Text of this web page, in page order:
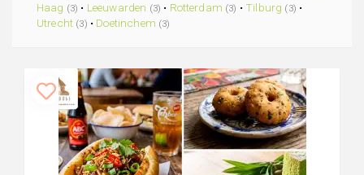
Haag (3) • Leeuwarden (3) • Rotterdam (3) • Tilburg (3) •
Utrecht (3) • Doetinchem (3)